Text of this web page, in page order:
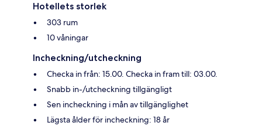
Hotellets storlek
303 rum
10 våningar
Incheckning/utcheckning
Checka in från: 15.00. Checka in fram till: 03.00.
Snabb in-/utcheckning tillgängligt
Sen incheckning i mån av tillgänglighet
Lägsta ålder för incheckning: 18 år